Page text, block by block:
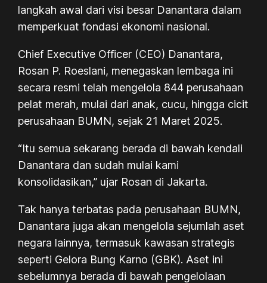
langkah awal dari visi besar Danantara dalam
memperkuat fondasi ekonomi nasional.
Chief Executive Officer (CEO) Danantara,
Rosan P. Roeslani, menegaskan lembaga ini
secara resmi telah mengelola 844 perusahaan
pelat merah, mulai dari anak, cucu, hingga cicit
perusahaan BUMN, sejak 21 Maret 2025.
“Itu semua sekarang berada di bawah kendali
Danantara dan sudah mulai kami
konsolidasikan,” ujar Rosan di Jakarta.
Tak hanya terbatas pada perusahaan BUMN,
Danantara juga akan mengelola sejumlah aset
negara lainnya, termasuk kawasan strategis
seperti Gelora Bung Karno (GBK). Aset ini
sebelumnya berada di bawah pengelolaan